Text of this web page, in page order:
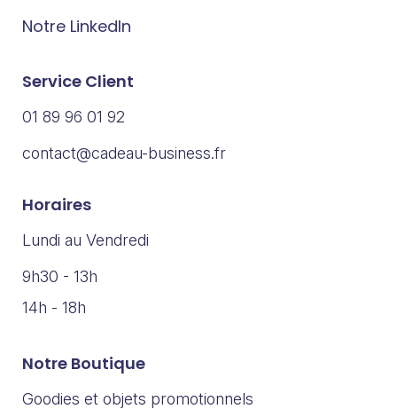
Notre LinkedIn
Service Client
01 89 96 01 92
contact@cadeau-business.fr
Horaires
Lundi au Vendredi
9h30 - 13h
14h - 18h
Notre Boutique
Goodies et objets promotionnels